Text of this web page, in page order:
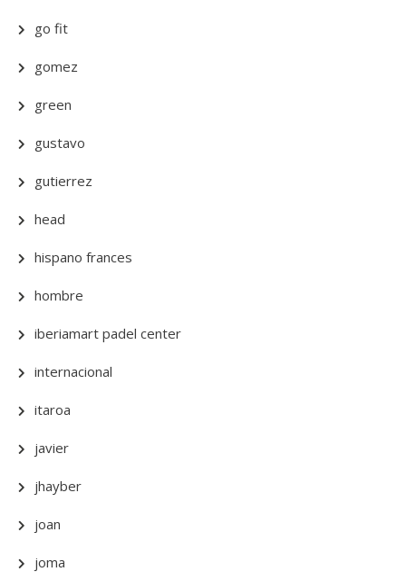
go fit
gomez
green
gustavo
gutierrez
head
hispano frances
hombre
iberiamart padel center
internacional
itaroa
javier
jhayber
joan
joma